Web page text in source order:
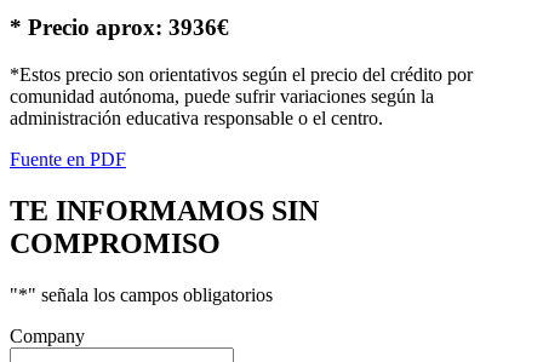
* Precio aprox: 3936€
*Estos precio son orientativos según el precio del crédito por
comunidad autónoma, puede sufrir variaciones según la
administración educativa responsable o el centro.
Fuente en PDF
TE INFORMAMOS SIN
COMPROMISO
"*" señala los campos obligatorios
Company